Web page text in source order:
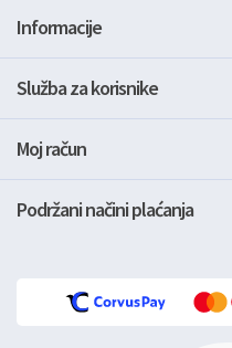
Informacije
Služba za korisnike
Moj račun
Podržani načini plaćanja